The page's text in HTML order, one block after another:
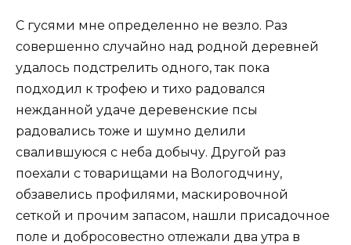
С гусями мне определенно не везло. Раз
совершенно случайно над родной деревней
удалось подстрелить одного, так пока
подходил к трофею и тихо радовался
нежданной удаче деревенские псы
радовались тоже и шумно делили
свалившуюся с неба добычу. Другой раз
поехали с товарищами на Вологодчину,
обзавелись профилями, маскировочной
сеткой и прочим запасом, нашли присадочное
поле и добросовестно отлежали два утра в